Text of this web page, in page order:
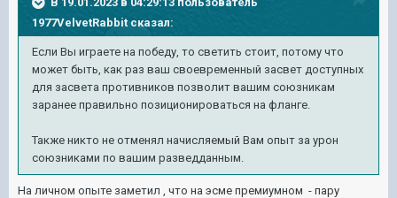
1977VelvetRabbitсказал:
Если Вы играете на победу, то светить стоит, потому что
может быть, как раз ваш своевременный засвет доступных
для засвета противников позволит вашим союзникам
заранее правильно позиционироваться на фланге.
Также никто не отменял начисляемый Вам опыт за урон
союзниками по вашим разведданным.
На личном опыте заметил , что на эсме премиумном - пару